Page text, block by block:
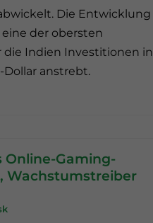
Die Entwicklung
der obersten
die Indien Investitionen in
Dollar anstrebt.
Online-Gaming-
Wachstumstreiber